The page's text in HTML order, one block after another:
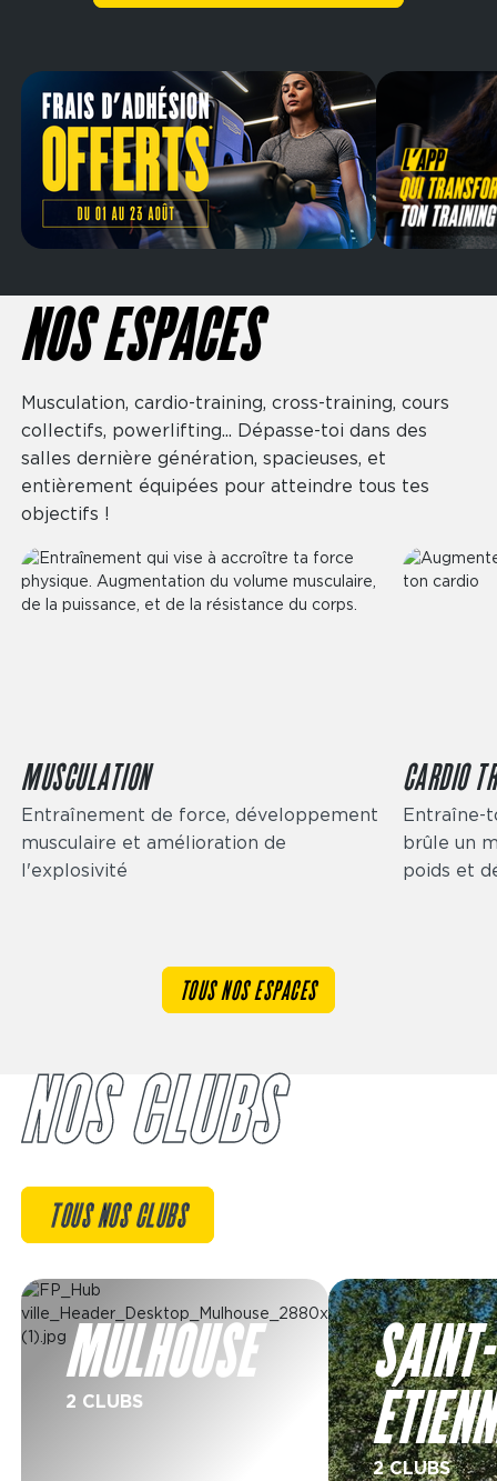
NOS ESPACES
Musculation, cardio-training, cross-training, cours
collectifs, powerlifting... Dépasse-toi dans des
salles dernière génération, spacieuses, et
entièrement équipées pour atteindre tous tes
objectifs !
MUSCULATION
Entraînement de force, développement
musculaire et amélioration de
l'explosivité
CARDIO
Entraîne-
brûle un
poids et
TOUS NOS ESPACES
NOS CLUBS
TOUS NOS CLUBS
MULHOUSE
2 CLUBS
Image
SAINT-
2 CLUBS
Image